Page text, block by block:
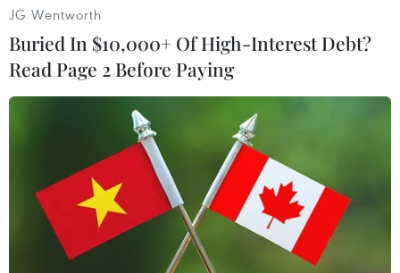
Nga phiên chế nhiều xe ngụy trang tên lửa
02/04/2014 05:21
Bảy xe mới đảm bảo công trình và ngụy trang (MIOM),
phục vụ che giấu kỹ các tổ hợp tên lửa, sẽ được phiên
chế cho RVSN năm 2014.
JG Wentworth
Buried In $10,000+ Of High-Interest Debt?
Read Page 2 Before Paying